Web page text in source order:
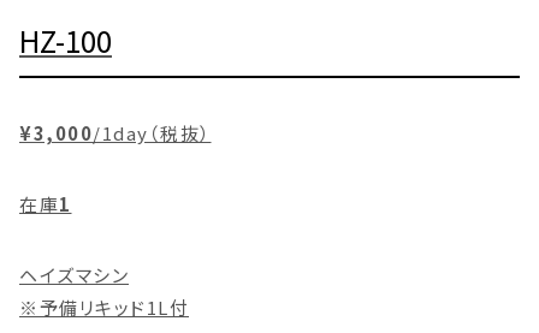
HZ-100
¥3,000/1day（税抜）
在庫1
ヘイズマシン
※予備リキッド1L付